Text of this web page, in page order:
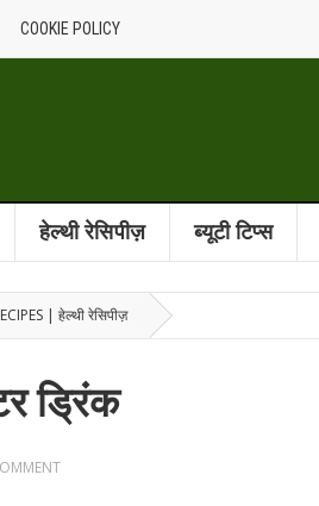
COOKIE POLICY
हेल्थी रेसिपीज़ ब्यूटी टिप्स
| हेल्थी रेसिपीज़
ड्रिंक